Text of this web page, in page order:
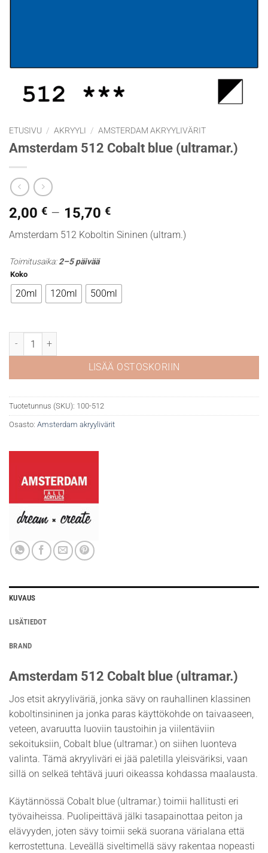
ETUSIVU / AKRYYLI / AMSTERDAM AKRYYLIVÄRIT
Amsterdam 512 Cobalt blue (ultramar.)
2,00 € – 15,70 €Hintaluokka:
2,00 €
-
Amsterdam 512 Koboltin Sininen (ultram.)
Toimitusaika:2–5 päivää
Koko
20ml 120ml 500ml
Amsterdam 512 Cobalt blue (ultramar.) määrä
LISÄÄ OSTOSKORIIN
Tuotetunnus (SKU): 100-512
Osasto: Amsterdam akryylivärit
KUVAUS
LISÄTIEDOT
BRAND
Amsterdam 512 Cobalt blue (ultramar.)
Jos etsit akryyliväriä, jonka sävy on rauhallinen klassinen
koboltinsininen ja jonka paras käyttökohde on taivaaseen,
veteen, avaruutta luoviin taustoihin ja viilentäviin
sekoituksiin, Cobalt blue (ultramar.) on siihen luonteva
valinta. Tämä akryyliväri ei jää paletilla yleisväriksi, vaan
sillä on selkeä tehtävä juuri oikeassa kohdassa maalausta.
Käytännössä Cobalt blue (ultramar.) toimii hallitusti eri
työvaiheissa. Puolipeittävä jälki tasapainottaa peiton ja
elävyyden, joten sävy toimii sekä suorana värialana että
kerrostettuna. Leveällä siveltimellä sävy rakentaa nopeasti